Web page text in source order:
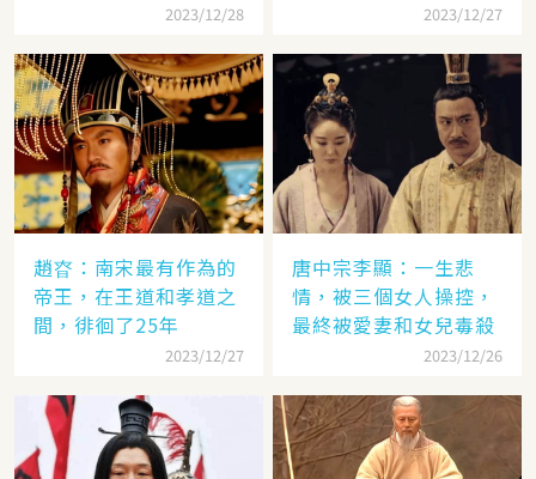
2023/12/28 2023/12/27
趙昚：南宋最有作為的
帝王，在王道和孝道之
間，徘徊了25年
2023/12/27
唐中宗李顯：一生悲
情，被三個女人操控，
最終被愛妻和女兒毒殺
2023/12/26